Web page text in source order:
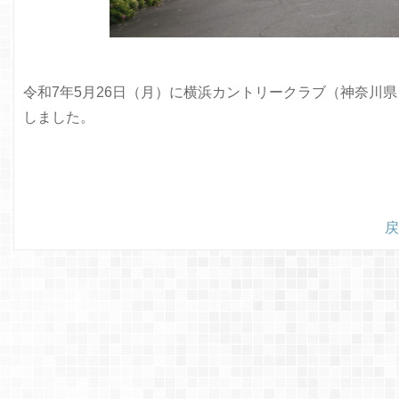
令和7年5月26日（月）に横浜カントリークラブ（神奈川
しました。